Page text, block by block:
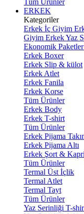
Tüm Ürünler
ERKEK
Kategoriler
Erkek İç Giyim
Giyim Erkek Yaz
Ekonomik Paketler
Erkek Boxer
Erkek Slip & külot
Erkek Atlet
Erkek Fanila
Erkek Korse
Tüm Ürünler
Erkek Body
Erkek T-shirt
Tüm Ürünler
Erkek Pijama
Erkek Pijama Altı
Erkek Şort & Kapri
Tüm Ürünler
Termal Üst İçlik
Termal Atlet
Termal Tayt
Tüm Ürünler
Yaz Serinliği T-